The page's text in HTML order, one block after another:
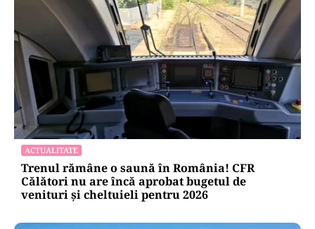
ACTUALITATE
Trenul rămâne o saună în România! CFR
Călători nu are încă aprobat bugetul de
venituri și cheltuieli pentru 2026